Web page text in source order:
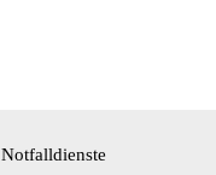
Notfalldienste